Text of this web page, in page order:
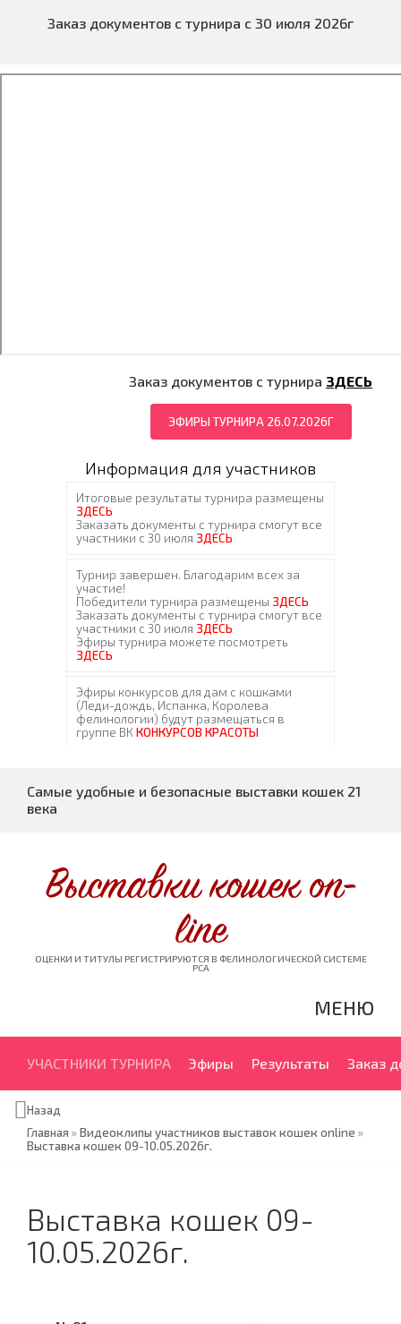
Заказ документов с турнира с 30 июля 2026г
Заказ документов с турнира ЗДЕСЬ
ЭФИРЫ ТУРНИРА 26.07.2026Г
Информация для участников
Самые удобные и безопасные выставки кошек 21
века
Выставки кошек on-
line
ОЦЕНКИ И ТИТУЛЫ РЕГИСТРИРУЮТСЯ В ФЕЛИНОЛОГИЧЕСКОЙ СИСТЕМЕ
PCA
МЕНЮ
УЧАСТНИКИ ТУРНИРА Эфиры Результаты Заказ
Назад
Главная »Видеоклипы участников выставок кошек online »
Выставка кошек 09-10.05.2026г.
Выставка кошек 09-
10.05.2026г.